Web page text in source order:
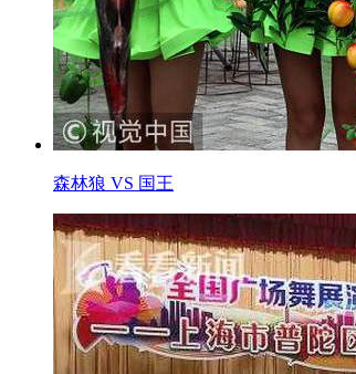
森林狼 VS 国王